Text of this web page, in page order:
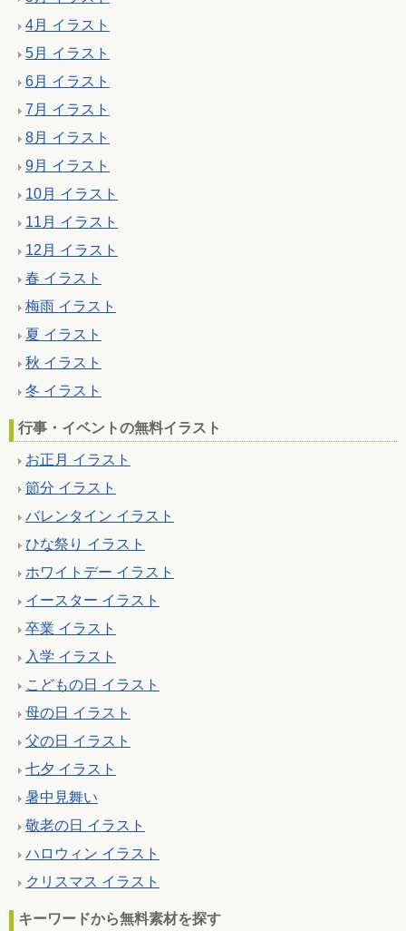
4月 イラスト
5月 イラスト
6月 イラスト
7月 イラスト
8月 イラスト
9月 イラスト
10月 イラスト
11月 イラスト
12月 イラスト
春 イラスト
梅雨 イラスト
夏 イラスト
秋 イラスト
冬 イラスト
行事・イベントの無料イラスト
お正月 イラスト
節分 イラスト
バレンタイン イラスト
ひな祭り イラスト
ホワイトデー イラスト
イースター イラスト
卒業 イラスト
入学 イラスト
こどもの日 イラスト
母の日 イラスト
父の日 イラスト
七夕 イラスト
暑中見舞い
敬老の日 イラスト
ハロウィン イラスト
クリスマス イラスト
キーワードから無料素材を探す